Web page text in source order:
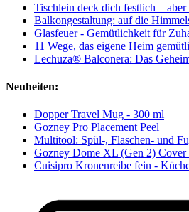
Tischlein deck dich festlich –
Balkongestaltung: auf die
Glasfeuer - Gemütlichkeit für
11 Wege, das eigene Heim
Lechuza® Balconera: Das
Neuheiten:
Dopper Travel Mug - 300 ml
Gozney Pro Placement Peel
Multitool: Spül-, Flaschen- und
Gozney Dome XL (Gen 2) Cover
Cuisipro Kronenreibe fein -